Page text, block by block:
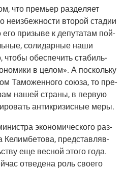
что пре­мьер раз­де­ля­ет
неиз­беж­но­сти вто­рой ста­дии
его при­зы­ве к депу­та­там пой­
соли­дар­ные наши
что­бы обес­пе­чить ста­биль­
в целом». А посколь­ку
Тамо­жен­но­го сою­за, то пре­
нашей стра­ны, в первую
анти­кри­зис­ные меры.
эко­но­ми­че­ско­го раз­
Келим­бе­то­ва, пред­став­ляв­
еще вес­ной это­го года.
отве­де­на роль сво­е­го